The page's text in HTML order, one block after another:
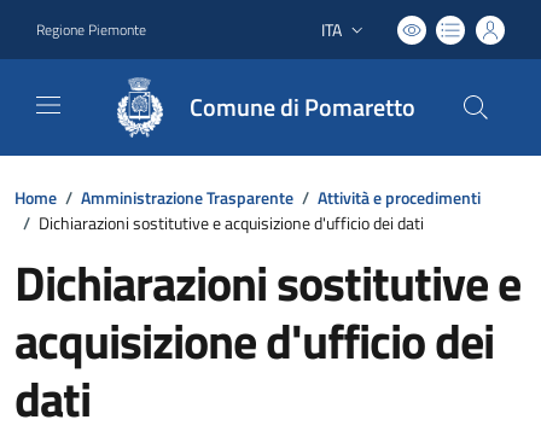
Regione Piemonte Lingua attiva:
ITA
Comune di Pomaretto
Home / Amministrazione Trasparente / Attività e procedimenti
/ Dichiarazioni sostitutive e acquisizione d'ufficio dei dati
Dichiarazioni sostitutive e
acquisizione d'ufficio dei
dati